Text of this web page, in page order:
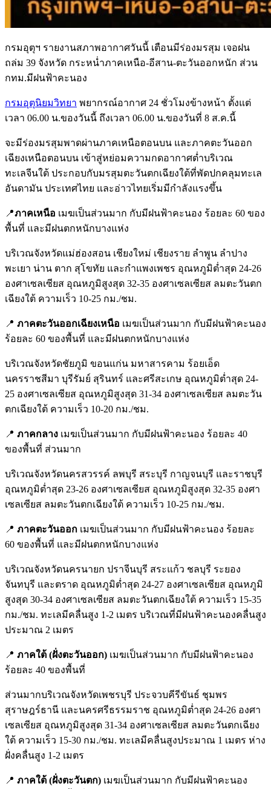
กรมอุตุฯ รายงานสภาพอากาศวันนี้ เตือนมีร่องมรสุม เจอฝน
ถล่ม 39 จังหวัด กระหน่ำภาคเหนือ-อีสาน-ตะวันออกหนัก ส่วน
กทม.มีฝนฟ้าคะนอง
กรมอุตุนิยมวิทยา พยากรณ์อากาศ 24 ชั่วโมงข้างหน้า ตั้งแต่
เวลา 06.00 น.ของวันนี้ ถึงเวลา 06.00 น.ของวันที่ 8 ส.ค.นี้
จะมีร่องมรสุมพาดผ่านภาคเหนือตอนบน และภาคตะวันออก
เฉียงเหนือตอนบน เข้าสู่หย่อมความกดอากาศต่ำบริเวณ
ทะเลจีนใต้ ประกอบกับมรสุมตะวันตกเฉียงใต้ที่พัดปกคลุมทะเล
อันดามัน ประเทศไทย และอ่าวไทยเริ่มมีกำลังแรงขึ้น
📍ภาคเหนือ เมฆเป็นส่วนมาก กับมีฝนฟ้าคะนอง ร้อยละ 60 ของ
พื้นที่ และมีฝนตกหนักบางแห่ง
บริเวณจังหวัดแม่ฮ่องสอน เชียงใหม่ เชียงราย ลำพูน ลำปาง
พะเยา น่าน ตาก สุโขทัย และกำแพงเพชร อุณหภูมิต่ำสุด 24-26
องศาเซลเซียส อุณหภูมิสูงสุด 32-35 องศาเซลเซียส ลมตะวันตก
เฉียงใต้ ความเร็ว 10-25 กม./ชม.
📍 ภาคตะวันออกเฉียงเหนือ เมฆเป็นส่วนมาก กับมีฝนฟ้าคะนอง
ร้อยละ 60 ของพื้นที่ และมีฝนตกหนักบางแห่ง
บริเวณจังหวัดชัยภูมิ ขอนแก่น มหาสารคาม ร้อยเอ็ด
นครราชสีมา บุรีรัมย์ สุรินทร์ และศรีสะเกษ อุณหภูมิต่ำสุด 24-
25 องศาเซลเซียส อุณหภูมิสูงสุด 31-34 องศาเซลเซียส ลมตะวัน
ตกเฉียงใต้ ความเร็ว 10-20 กม./ชม.
📍 ภาคกลาง เมฆเป็นส่วนมาก กับมีฝนฟ้าคะนอง ร้อยละ 40
ของพื้นที่ ส่วนมาก
บริเวณจังหวัดนครสวรรค์ ลพบุรี สระบุรี กาญจนบุรี และราชบุรี
อุณหภูมิต่ำสุด 23-26 องศาเซลเซียส อุณหภูมิสูงสุด 32-35 องศา
เซลเซียส ลมตะวันตกเฉียงใต้ ความเร็ว 10-25 กม./ชม.
📍 ภาคตะวันออก เมฆเป็นส่วนมาก กับมีฝนฟ้าคะนอง ร้อยละ
60 ของพื้นที่ และมีฝนตกหนักบางแห่ง
บริเวณจังหวัดนครนายก ปราจีนบุรี สระแก้ว ชลบุรี ระยอง
จันทบุรี และตราด อุณหภูมิต่ำสุด 24-27 องศาเซลเซียส อุณหภูมิ
สูงสุด 30-34 องศาเซลเซียส ลมตะวันตกเฉียงใต้ ความเร็ว 15-35
กม./ชม. ทะเลมีคลื่นสูง 1-2 เมตร บริเวณที่มีฝนฟ้าคะนองคลื่นสูง
ประมาณ 2 เมตร
📍 ภาคใต้ (ฝั่งตะวันออก) เมฆเป็นส่วนมาก กับมีฝนฟ้าคะนอง
ร้อยละ 40 ของพื้นที่
ส่วนมากบริเวณจังหวัดเพชรบุรี ประจวบคีรีขันธ์ ชุมพร
สุราษฎร์ธานี และนครศรีธรรมราช อุณหภูมิต่ำสุด 24-26 องศา
เซลเซียส อุณหภูมิสูงสุด 31-34 องศาเซลเซียส ลมตะวันตกเฉียง
ใต้ ความเร็ว 15-30 กม./ชม. ทะเลมีคลื่นสูงประมาณ 1 เมตร ห่าง
ฝั่งคลื่นสูง 1-2 เมตร
📍 ภาคใต้ (ฝั่งตะวันตก) เมฆเป็นส่วนมาก กับมีฝนฟ้าคะนอง